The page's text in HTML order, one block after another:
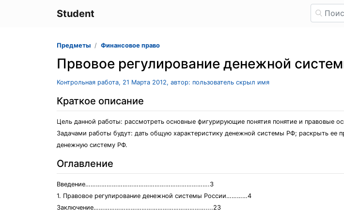
Student
Предметы Финансовое право
Првовое регулирование денежной
Контрольная работа, 21 Марта 2012, автор: пользователь скрыл имя
Краткое описание
Цель данной работы: рассмотреть основные фигурирующие понятия понятие и правовые
Задачами работы будут: дать общую характеристику денежной системы РФ; раскрыть ее
денежную систему РФ.
Оглавление
Введение…………………………………………………………….3
1. Правовое регулирование денежной системы России…………4
Заключение………………………………………………………....23